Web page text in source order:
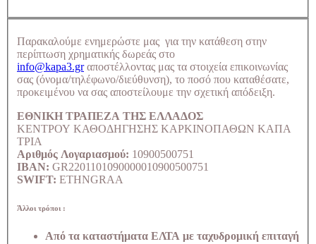
Παρακαλούμε ενημερώστε μας για την κατάθεση στην
περίπτωση χρηματικής δωρεάς στο
info@kapa3.grαποστέλλοντας μας τα στοιχεία επικοινωνίας
σας (όνομα/τηλέφωνο/διεύθυνση), το ποσό που καταθέσατε,
προκειμένου να σας αποστείλουμε την σχετική απόδειξη.
ΕΘΝΙΚΗ ΤΡΑΠΕΖΑ ΤΗΣ ΕΛΛΑΔΟΣ
ΚΕΝΤΡΟΥ ΚΑΘΟΔΗΓΗΣΗΣ ΚΑΡΚΙΝΟΠΑΘΩΝ ΚΑΠΑ
ΤΡΙΑ
Αριθμός Λογαριασμού: 10900500751
IBAN: GR2201101090000010900500751
SWIFT: ETHNGRAA
Άλλοι τρόποι :
Από τα καταστήματα ΕΛΤΑ με ταχυδρομική επιταγή